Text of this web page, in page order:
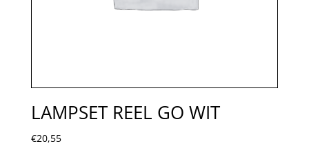
LAMPSET REEL GO WIT
€20,55